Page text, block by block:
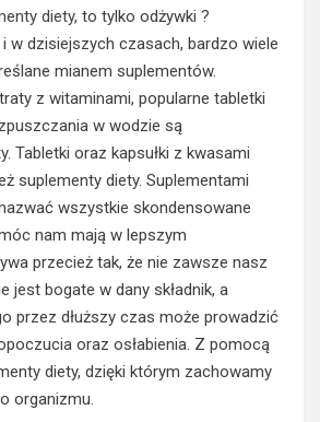
diety, to tylko odżywki ?
w dzisiejszych czasach, bardzo wiele
mianem suplementów.
z witaminami, popularne tabletki
w wodzie są
Tabletki oraz kapsułki z kwasami
suplementy diety. Suplementami
wszystkie skondensowane
nam mają w lepszym
przecież tak, że nie zawsze nasz
jest bogate w dany składnik, a
przez dłuższy czas może prowadzić
oraz osłabienia. Z pomocą
diety, dzięki którym zachowamy
organizmu.